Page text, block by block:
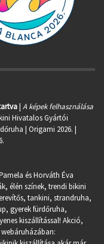
| A képek felhasználása
Hivatalos Gyártói
| Origami 2026. |
és Horváth Éva
élén színek, trendi bikini
tankini, strandruha,
gyerek fürdőruha,
kiszállítással! Akció,